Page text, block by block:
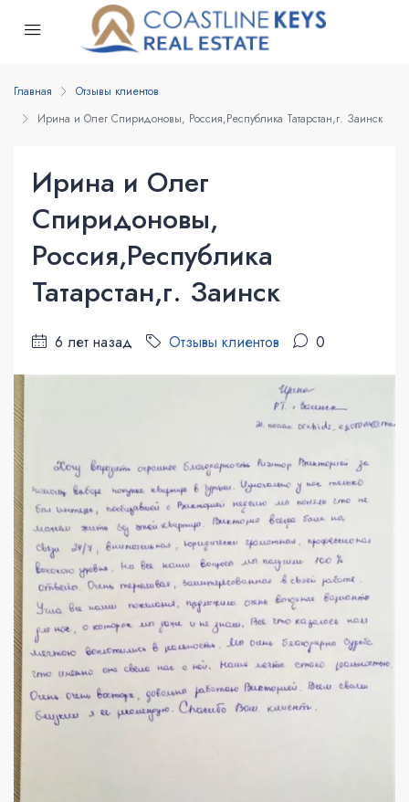
Главная
Отзывы клиентов
Ирина и Олег Спиридоновы, Россия,Республика Татарстан,г. Заинск
Ирина и Олег
Спиридоновы,
Россия,Республика
Татарстан,г. Заинск
6 лет назад Отзывы клиентов 0